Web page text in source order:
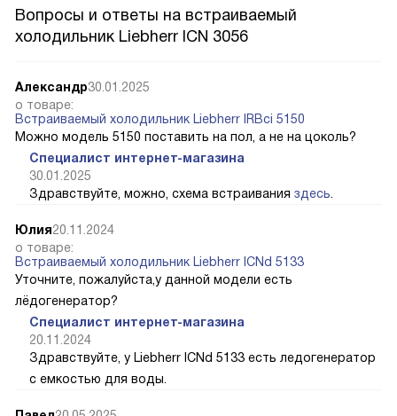
Вопросы и ответы на встраиваемый
холодильник Liebherr ICN 3056
Александр30.01.2025
о товаре:
Встраиваемый холодильник Liebherr IRBci 5150
Можно модель 5150 поставить на пол, а не на цоколь?
Специалист интернет-магазина
30.01.2025
Здравствуйте, можно, схема встраивания здесь
Юлия20.11.2024
о товаре:
Встраиваемый холодильник Liebherr ICNd 5133
Уточните, пожалуйста,у данной модели есть
лёдогенератор?
Специалист интернет-магазина
20.11.2024
Здравствуйте, у Liebherr ICNd 5133 есть ледогенератор
с емкостью для воды.